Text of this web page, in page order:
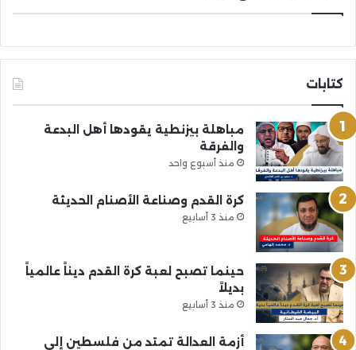
كتابات
مباهلة بيزنطية يقودها أهل البدعة
والفرقة
منذ أسبوع واحد
كرة القدم وصناعة الأصنام الحديثة
منذ 3 أسابيع
حينما تصبح لعبة كرة القدم ديناً عالمياً
بديلاً
منذ 3 أسابيع
أزمة العدالة تمتد من فلسطين إلى